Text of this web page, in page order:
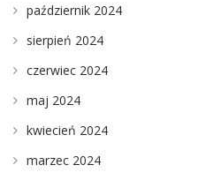
październik 2024
sierpień 2024
czerwiec 2024
maj 2024
kwiecień 2024
marzec 2024